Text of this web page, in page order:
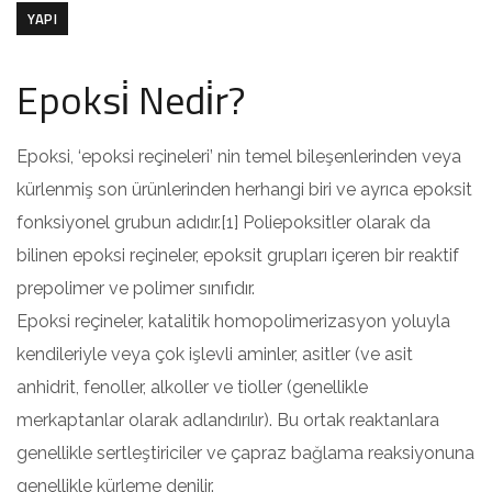
YAPI
Epoksi̇ Nedi̇r?
Epoksi, ‘epoksi reçineleri’ nin temel bileşenlerinden veya
kürlenmiş son ürünlerinden herhangi biri ve ayrıca epoksit
fonksiyonel grubun adıdır.[1] Poliepoksitler olarak da
bilinen epoksi reçineler, epoksit grupları içeren bir reaktif
prepolimer ve polimer sınıfıdır.
Epoksi reçineler, katalitik homopolimerizasyon yoluyla
kendileriyle veya çok işlevli aminler, asitler (ve asit
anhidrit, fenoller, alkoller ve tioller (genellikle
merkaptanlar olarak adlandırılır). Bu ortak reaktanlara
genellikle sertleştiriciler ve çapraz bağlama reaksiyonuna
genellikle kürleme denilir.